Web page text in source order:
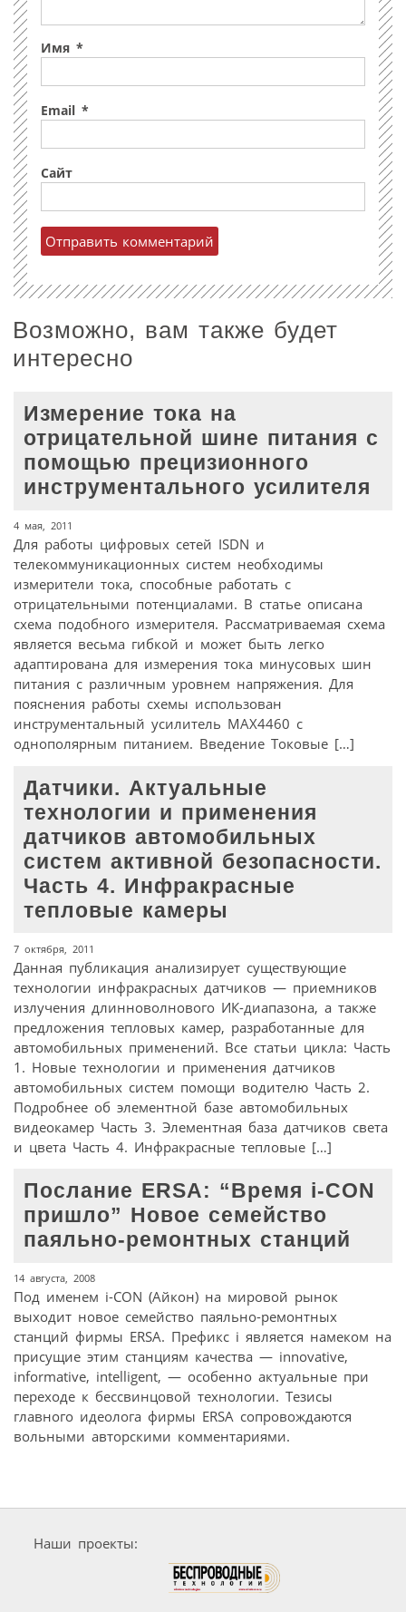
Имя *
Email *
Сайт
Возможно, вам также будет
интересно
Измерение тока на
отрицательной шине питания с
помощью прецизионного
инструментального усилителя
4 мая, 2011
Для работы цифровых сетей ISDN и
телекоммуникационных систем необходимы
измерители тока, способные работать с
отрицательными потенциалами. В статье описана
схема подобного измерителя. Рассматриваемая схема
является весьма гибкой и может быть легко
адаптирована для измерения тока минусовых шин
питания с различным уровнем напряжения. Для
пояснения работы схемы использован
инструментальный усилитель MAX4460 с
однополярным питанием. Введение Токовые […]
Датчики. Актуальные
технологии и применения
датчиков автомобильных
систем активной безопасности.
Часть 4. Инфракрасные
тепловые камеры
7 октября, 2011
Данная публикация анализирует существующие
технологии инфракрасных датчиков — приемников
излучения длинноволнового ИК-диапазона, а также
предложения тепловых камер, разработанные для
автомобильных применений. Все статьи цикла: Часть
1. Новые технологии и применения датчиков
автомобильных систем помощи водителю Часть 2.
Подробнее об элементной базе автомобильных
видеокамер Часть 3. Элементная база датчиков света
и цвета Часть 4. Инфракрасные тепловые […]
Послание ERSA: “Время i-CON
пришло” Новое семейство
паяльно-ремонтных станций
14 августа, 2008
Под именем i-CON (Айкон) на мировой рынок
выходит новое семейство паяльно-ремонтных
станций фирмы ERSA. Префикс i является намеком на
присущие этим станциям качества — innovative,
informative, intelligent, — особенно актуальные при
переходе к бессвинцовой технологии. Тезисы
главного идеолога фирмы ERSA сопровождаются
вольными авторскими комментариями.
Наши проекты: